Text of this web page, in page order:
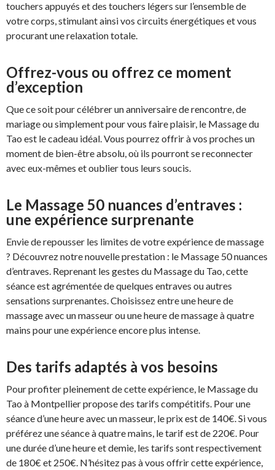
touchers appuyés et des touchers légers sur l’ensemble de
votre corps, stimulant ainsi vos circuits énergétiques et vous
procurant une relaxation totale.
Offrez-vous ou offrez ce moment
d’exception
Que ce soit pour célébrer un anniversaire de rencontre, de
mariage ou simplement pour vous faire plaisir, le Massage du
Tao est le cadeau idéal. Vous pourrez offrir à vos proches un
moment de bien-être absolu, où ils pourront se reconnecter
avec eux-mêmes et oublier tous leurs soucis.
Le Massage 50 nuances d’entraves :
une expérience surprenante
Envie de repousser les limites de votre expérience de massage
? Découvrez notre nouvelle prestation : le Massage 50 nuances
d’entraves. Reprenant les gestes du Massage du Tao, cette
séance est agrémentée de quelques entraves ou autres
sensations surprenantes. Choisissez entre une heure de
massage avec un masseur ou une heure de massage à quatre
mains pour une expérience encore plus intense.
Des tarifs adaptés à vos besoins
Pour profiter pleinement de cette expérience, le Massage du
Tao à Montpellier propose des tarifs compétitifs. Pour une
séance d’une heure avec un masseur, le prix est de 140€. Si vous
préférez une séance à quatre mains, le tarif est de 220€. Pour
une durée d’une heure et demie, les tarifs sont respectivement
de 180€ et 250€. N’hésitez pas à vous offrir cette expérience,